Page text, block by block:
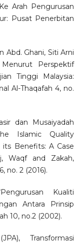
Arah Pengurusan
Pusat Penerbitan
Abd. Ghani, Siti Arni
Perspektif
Tinggi Malaysia:
Al-Thaqafah 4, no.
dan Musaiyadah
Islamic Quality
Benefits: A Case
Waqf and Zakah,
no. 2 (2016).
Kualiti
Antara Prinsip
10, no.2 (2002).
Transformasi